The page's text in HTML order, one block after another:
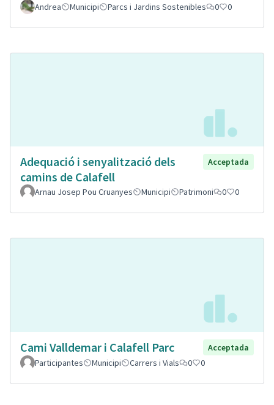
Andrea Municipi Parcs i Jardins Sostenibles 0 0
Adequació i senyalització dels
camins de Calafell
Acceptada
Arnau Josep Pou Cruanyes Municipi Patrimoni 0 0
Cami Valldemar i Calafell Parc
Acceptada
Participantes
Municipi Carrers i Vials 0 0